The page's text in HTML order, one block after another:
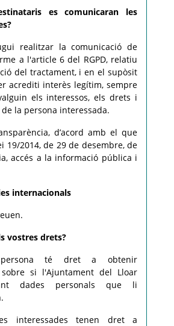
es comunicaran les
realitzar la comunicació de
a l'article 6 del RGPD, relatiu
del tractament, i en el supòsit
acrediti interès legítim, sempre
els interessos, els drets i
la persona interessada.
d’acord amb el que
19/2014, de 29 de desembre, de
accés a la informació pública i
internacionals
vostres drets?
persona té dret a obtenir
sobre si l'Ajuntament del Lloar
dades personals que li
interessades tenen dret a